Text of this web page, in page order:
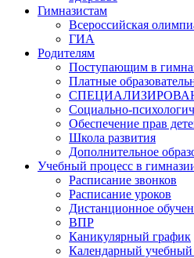
Гимназистам
Всероссийская
ГИА
Родителям
Поступающим в
Платные
Социально-
Обеспечение прав
Школа развития
Дополнительное
Учебный процесс в
Расписание звонков
Расписание уроков
Дистанционное
ВПР
Каникулярный график
Календарный учебный